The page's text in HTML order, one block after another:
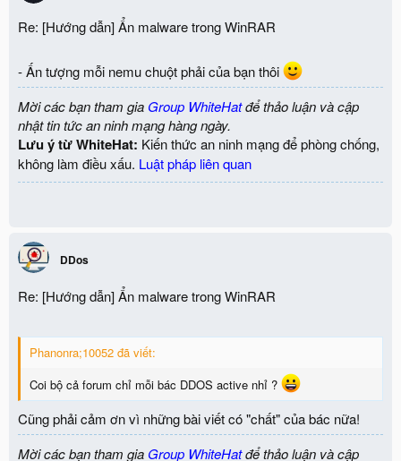
Re: [Hướng dẫn] Ẩn malware trong WinRAR
- Ấn tượng mỗi nemu chuột phải của bạn thôi
Mời các bạn tham gia Group WhiteHatđể thảo luận và cập
nhật tin tức an ninh mạng hàng ngày.
Lưu ý từ WhiteHat: Kiến thức an ninh mạng để phòng chống,
không làm điều xấu. Luật pháp liên quan
DDos
Re: [Hướng dẫn] Ẩn malware trong WinRAR
Phanonra;10052 đã viết:
Coi bộ cả forum chỉ mỗi bác DDOS active nhỉ ?
Cũng phải cảm ơn vì những bài viết có "chất" của bác nữa!
Mời các bạn tham gia Group WhiteHatđể thảo luận và cập